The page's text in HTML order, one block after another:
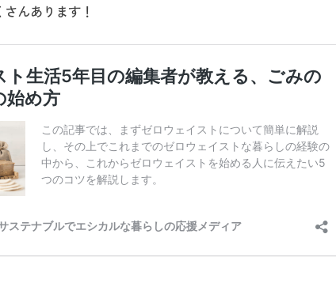
んあります！